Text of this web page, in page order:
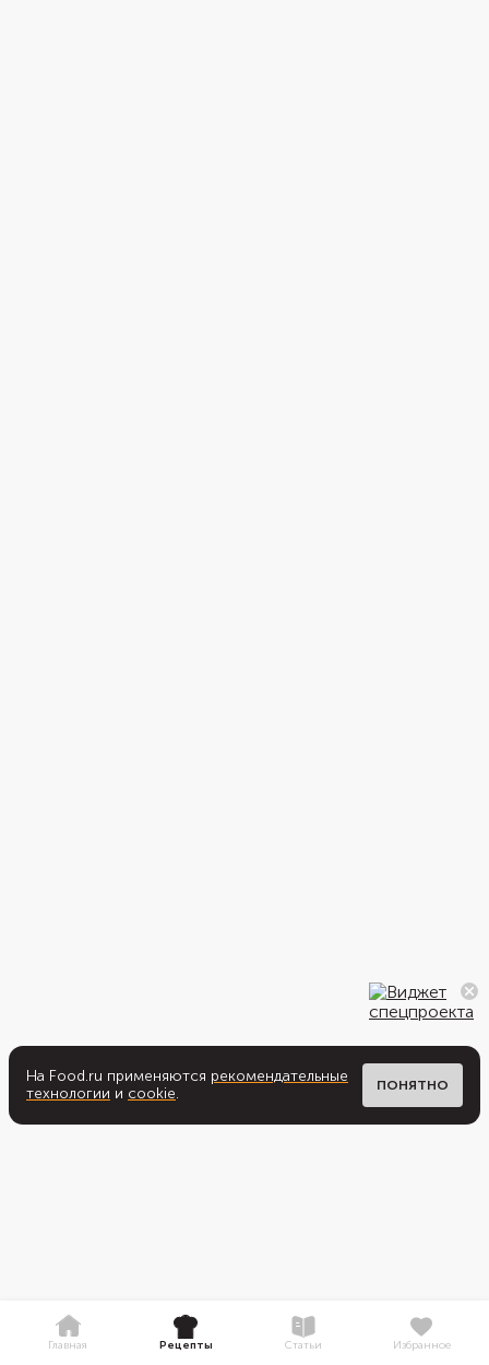
На Food.ru применяются рекомендательные
технологии и cookie. ПОНЯТНО
Главная Рецепты Статьи Избранное